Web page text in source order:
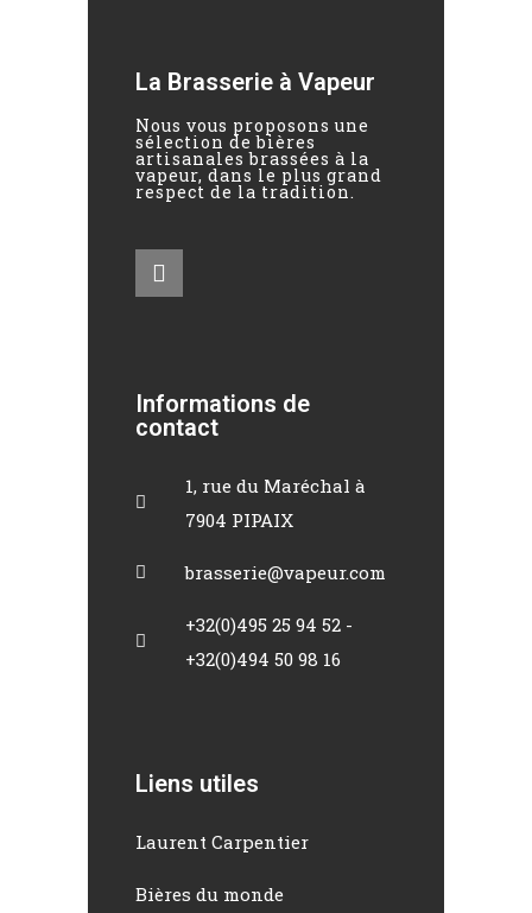
La Brasserie à Vapeur
Nous vous proposons une
sélection de bières
artisanales brassées à la
vapeur, dans le plus grand
respect de la tradition.
Informations de
contact
1, rue du Maréchal à
7904 PIPAIX
brasserie@vapeur.com
+32(0)495 25 94 52 -
+32(0)494 50 98 16
Liens utiles
Laurent Carpentier
Bières du monde